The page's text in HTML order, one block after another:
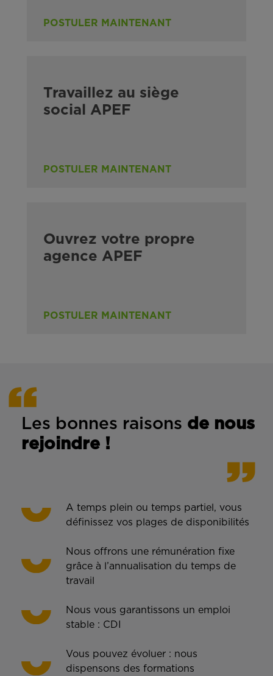
POSTULER MAINTENANT
Travaillez au siège
social APEF
POSTULER MAINTENANT
Ouvrez votre propre
agence APEF
POSTULER MAINTENANT
Les bonnes raisons de nous
rejoindre !
A temps plein ou temps partiel, vous
définissez vos plages de disponibilités
Nous offrons une rémunération fixe
grâce à l’annualisation du temps de
travail
Nous vous garantissons un emploi
stable : CDI
Vous pouvez évoluer : nous
dispensons des formations